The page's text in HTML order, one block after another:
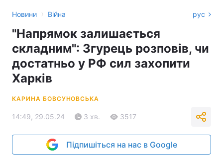
Новини › Війна рус
"Напрямок залишається
складним": Згурець розповів, чи
достатньо у РФ сил захопити
Харків
КАРИНА БОВСУНОВСЬКА
14:49, 29.05.24 3 хв. 3517
Підпишіться на нас в Google